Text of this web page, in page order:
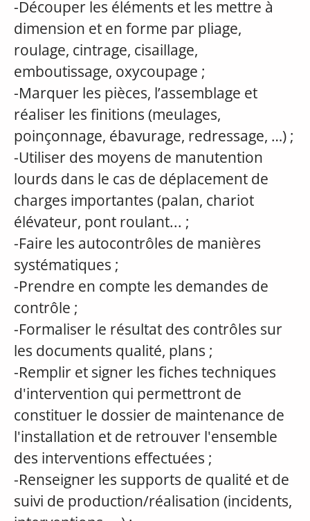
-Découper les éléments et les mettre à
dimension et en forme par pliage,
roulage, cintrage, cisaillage,
emboutissage, oxycoupage ;
-Marquer les pièces, l’assemblage et
réaliser les finitions (meulages,
poinçonnage, ébavurage, redressage, …) ;
-Utiliser des moyens de manutention
lourds dans le cas de déplacement de
charges importantes (palan, chariot
élévateur, pont roulant... ;
-Faire les autocontrôles de manières
systématiques ;
-Prendre en compte les demandes de
contrôle ;
-Formaliser le résultat des contrôles sur
les documents qualité, plans ;
-Remplir et signer les fiches techniques
d'intervention qui permettront de
constituer le dossier de maintenance de
l'installation et de retrouver l'ensemble
des interventions effectuées ;
-Renseigner les supports de qualité et de
suivi de production/réalisation (incidents,